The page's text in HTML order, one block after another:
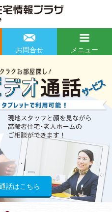
お問合せ
メニュー
はこちらから
話はこちら
次
へ
次
へ
次
へ